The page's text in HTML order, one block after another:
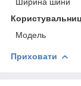
Мoдель
Приховати